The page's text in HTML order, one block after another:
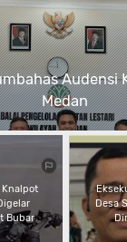
Audensi
Medan
Knalpot
Bubar
Desa